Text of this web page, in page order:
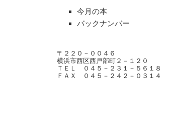
今月の本
バックナンバー
〒２２０－００４６
横浜市西区西戸部町２－１２０
ＴＥＬ ０４５－２３１－５６１８
ＦＡＸ ０４５－２４２－０３１４